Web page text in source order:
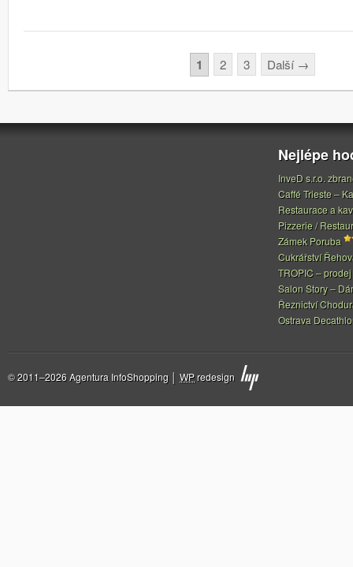
1 2 3 Další →
Nejlépe
InveD s.r.o.
Caffé Trieste –
Restaurace a
Pizzerie /
Zámek Poruba
Cukrářství
TROPIC –
Salon Story –
Řeznictví
Ostrava
© 2011–2026 Agentura InfoShopping │ WPredesign